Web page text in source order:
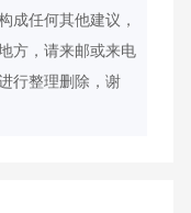
成任何其他建议，
方，请来邮或来电
行整理删除，谢